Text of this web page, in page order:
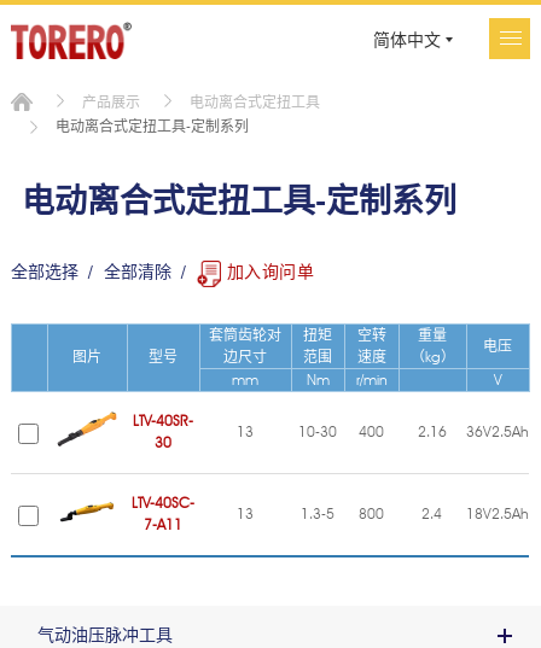
简体中文
产品展示
电动离合式定扭工具
电动离合式定扭工具-定制系列
电动离合式定扭工具-定制系列
全部选择 全部清除 加入询问单
图片 型号
套筒齿轮对
边尺寸
扭矩
范围
空转
速度
重量
（kg）
电压
mm
Nm r/min V
LTV-40SR-
30
13 10-30 400 2.16 36V2.5Ah
LTV-40SC-
7-A11
13 1.3-5 800 2.4 18V2.5Ah
气动油压脉冲工具